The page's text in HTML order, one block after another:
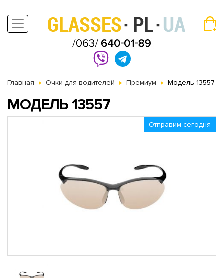
Главная Очки для водителей Премиум Модель 13557
МОДЕЛЬ 13557
Отправим сегодня